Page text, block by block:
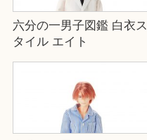
六分の一男子図鑑 白衣ス
タイル エイト